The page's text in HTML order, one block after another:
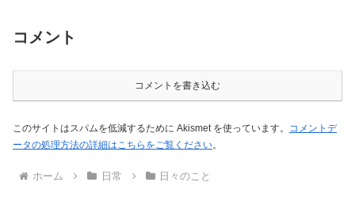
コメント
コメントを書き込む
このサイトはスパムを低減するために Akismet を使っています。 コメントデ
ータの処理方法の詳細はこちらをご覧ください。
ホーム 日常 日々のこと